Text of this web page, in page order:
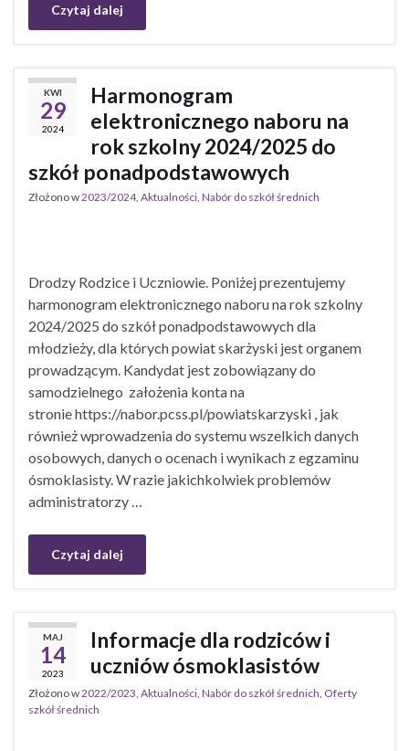
Czytaj dalej
KWI
29
2024
Harmonogram
elektronicznego naboru na
rok szkolny 2024/2025 do
szkół ponadpodstawowych
Złożono w2023/2024, Aktualności Nabór do szkół średnich
Drodzy Rodzice i Uczniowie. Poniżej prezentujemy
harmonogram elektronicznego naboru na rok szkolny
2024/2025 do szkół ponadpodstawowych dla
młodzieży, dla których powiat skarżyski jest organem
prowadzącym. Kandydat jest zobowiązany do
samodzielnego założenia konta na
stronie https://nabor.pcss.pl/powiatskarzyski , jak
również wprowadzenia do systemu wszelkich danych
osobowych, danych o ocenach i wynikach z egzaminu
ósmoklasisty. W razie jakichkolwiek problemów
administratorzy …
Czytaj dalej
MAJ
14
2023
Informacje dla rodziców i
uczniów ósmoklasistów
Złożono w2022/2023 Aktualności Nabór do szkół średnich Oferty
szkół średnich